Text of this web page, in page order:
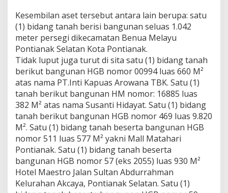
Kesembilan aset tersebut antara lain berupa: satu
(1) bidang tanah berisi bangunan seluas 1.042
meter persegi dikecamatan Benua Melayu
Pontianak Selatan Kota Pontianak.
Tidak luput juga turut di sita satu (1) bidang tanah
berikut bangunan HGB nomor 00994 luas 660 M²
atas nama PT.Inti Kapuas Arowana TBK. Satu (1)
tanah berikut bangunan HM nomor: 16885 luas
382 M² atas nama Susanti Hidayat. Satu (1) bidang
tanah berikut bangunan HGB nomor 469 luas 9.820
M². Satu (1) bidang tanah beserta bangunan HGB
nomor 511 luas 577 M² yakni Mall Matahari
Pontianak. Satu (1) bidang tanah beserta
bangunan HGB nomor 57 (eks 2055) luas 930 M²
Hotel Maestro Jalan Sultan Abdurrahman
Kelurahan Akcaya, Pontianak Selatan. Satu (1)